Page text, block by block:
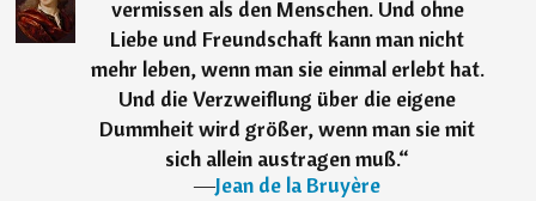
vermissen als den Menschen. Und ohne
Liebe und Freundschaft kann man nicht
mehr leben, wenn man sie einmal erlebt hat.
Und die Verzweiflung über die eigene
Dummheit wird größer, wenn man sie mit
sich allein austragen muß.“
―Jean de la Bruyère